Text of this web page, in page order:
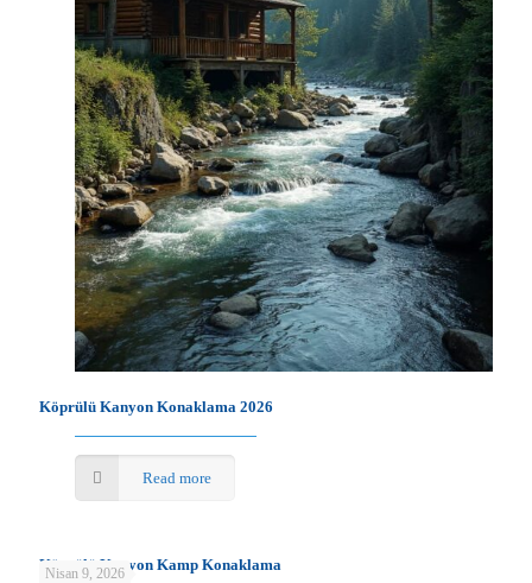
Köprülü Kanyon Konaklama 2026
Read more
Nisan 9, 2026
Köprülü Kanyon Kamp Konaklama